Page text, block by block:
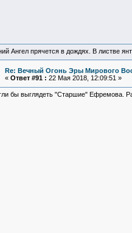
Ангел прячется в дождях. В листве
Re: Вечный Огонь Эры Мирового
« Ответ #91 : 22 Мая 2018, 12:09:51 »
бы выглядеть "Старшие" Ефремова.